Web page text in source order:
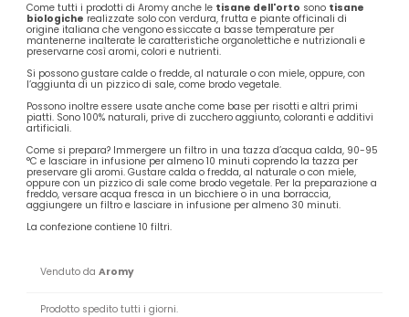
Come tutti i prodotti di Aromy anche le tisane dell'orto sono tisane
biologiche realizzate solo con verdura, frutta e piante officinali di
origine italiana che vengono essiccate a basse temperature per
mantenerne inalterate le caratteristiche organolettiche e nutrizionali e
preservarne così aromi, colori e nutrienti.
Si possono gustare calde o fredde, al naturale o con miele, oppure, con
l’aggiunta di un pizzico di sale, come brodo vegetale.
Possono inoltre essere usate anche come base per risotti e altri primi
piatti. Sono 100% naturali, prive di zucchero aggiunto, coloranti e additivi
artificiali.
Come si prepara? Immergere un filtro in una tazza d’acqua calda, 90-95
°C e lasciare in infusione per almeno 10 minuti coprendo la tazza per
preservare gli aromi. Gustare calda o fredda, al naturale o con miele,
oppure con un pizzico di sale come brodo vegetale. Per la preparazione a
freddo, versare acqua fresca in un bicchiere o in una borraccia,
aggiungere un filtro e lasciare in infusione per almeno 30 minuti.
La confezione contiene 10 filtri.
Venduto daAromy
Prodotto spedito tutti i giorni.